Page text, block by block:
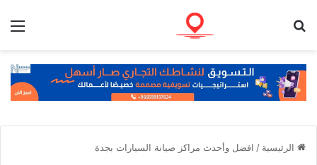
الرئيسية / افضل وأحدث مراكز صيانة السيارات بجدة